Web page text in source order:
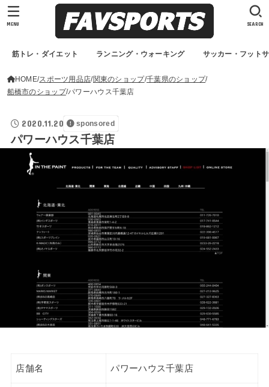
筋トレ・ダイエット ランニング・ウォーキング サッカー・フット
SEARCH
MENU
HOME スポーツ用品店 関東のショップ 千葉県のショップ
船橋市のショップ パワーハウス千葉店
2020.11.20 sponsored
パワーハウス千葉店
店舗名 パワーハウス千葉店